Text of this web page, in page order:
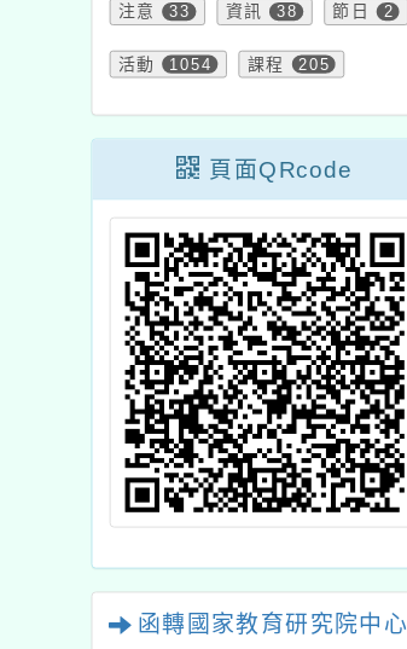
注意 33 資訊 38 節日 2
活動 1054 課程 205
頁面QRcode
函轉國家教育研究院中心